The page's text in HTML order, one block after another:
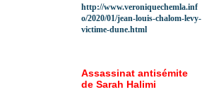
http://www.veroniquechemla.inf
o/2020/01/jean-louis-chalom-levy-
victime-dune.html
Assassinat antisémite
de Sarah Halimi